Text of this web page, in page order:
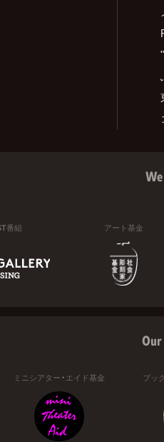
番組 アート基金
ミニシアター・エイド基金 ブッ